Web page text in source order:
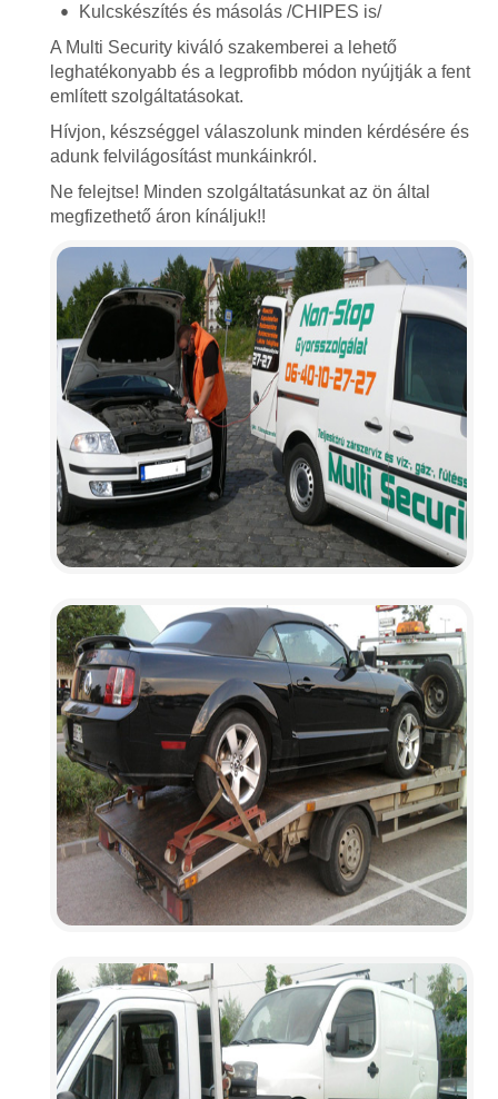
Kulcskészítés és másolás /CHIPES is/
A Multi Security kiváló szakemberei a lehető
leghatékonyabb és a legprofibb módon nyújtják a fent
említett szolgáltatásokat.
Hívjon, készséggel válaszolunk minden kérdésére és
adunk felvilágosítást munkáinkról.
Ne felejtse! Minden szolgáltatásunkat az ön által
megfizethető áron kínáljuk!!